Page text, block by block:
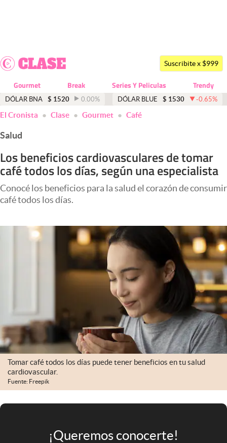
Dólar
Economía y Política
Finanzas y Mercados
Negocios
Columnistas
Infotechnology
El Cronista Studio
Mediakit
abre en nueva pestaña
Argentina
Suscribite x $999
Gourmet Break Series Y Peliculas Trendy
DÓLAR BNA $ 1520 0.00% DÓLAR BLUE $ 1530 -0.65%
El Cronista Clase Gourmet Café
Salud
Los beneficios cardiovasculares de tomar
café todos los días, según una especialista
Conocé los beneficios para la salud el corazón de consumir
café todos los días.
Tomar café todos los días puede tener beneficios en tu salud
cardiovascular.
Fuente: Freepik
¡Queremos conocerte!